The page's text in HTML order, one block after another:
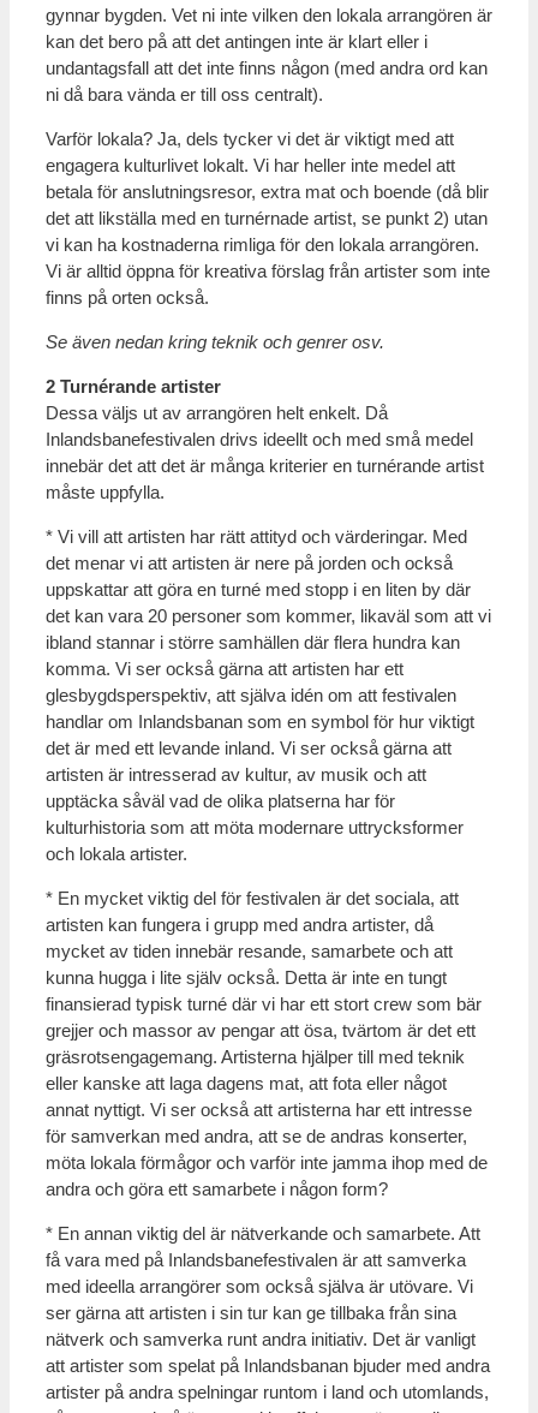
gynnar bygden. Vet ni inte vilken den lokala arrangören är
kan det bero på att det antingen inte är klart eller i
undantagsfall att det inte finns någon (med andra ord kan
ni då bara vända er till oss centralt).
Varför lokala? Ja, dels tycker vi det är viktigt med att
engagera kulturlivet lokalt. Vi har heller inte medel att
betala för anslutningsresor, extra mat och boende (då blir
det att likställa med en turnérnade artist, se punkt 2) utan
vi kan ha kostnaderna rimliga för den lokala arrangören.
Vi är alltid öppna för kreativa förslag från artister som inte
finns på orten också.
Se även nedan kring teknik och genrer osv.
2 Turnérande artister
Dessa väljs ut av arrangören helt enkelt. Då
Inlandsbanefestivalen drivs ideellt och med små medel
innebär det att det är många kriterier en turnérande artist
måste uppfylla.
* Vi vill att artisten har rätt attityd och värderingar. Med
det menar vi att artisten är nere på jorden och också
uppskattar att göra en turné med stopp i en liten by där
det kan vara 20 personer som kommer, likaväl som att vi
ibland stannar i större samhällen där flera hundra kan
komma. Vi ser också gärna att artisten har ett
glesbygdsperspektiv, att själva idén om att festivalen
handlar om Inlandsbanan som en symbol för hur viktigt
det är med ett levande inland. Vi ser också gärna att
artisten är intresserad av kultur, av musik och att
upptäcka såväl vad de olika platserna har för
kulturhistoria som att möta modernare uttrycksformer
och lokala artister.
* En mycket viktig del för festivalen är det sociala, att
artisten kan fungera i grupp med andra artister, då
mycket av tiden innebär resande, samarbete och att
kunna hugga i lite själv också. Detta är inte en tungt
finansierad typisk turné där vi har ett stort crew som bär
grejjer och massor av pengar att ösa, tvärtom är det ett
gräsrotsengagemang. Artisterna hjälper till med teknik
eller kanske att laga dagens mat, att fota eller något
annat nyttigt. Vi ser också att artisterna har ett intresse
för samverkan med andra, att se de andras konserter,
möta lokala förmågor och varför inte jamma ihop med de
andra och göra ett samarbete i någon form?
* En annan viktig del är nätverkande och samarbete. Att
få vara med på Inlandsbanefestivalen är att samverka
med ideella arrangörer som också själva är utövare. Vi
ser gärna att artisten i sin tur kan ge tillbaka från sina
nätverk och samverka runt andra initiativ. Det är vanligt
att artister som spelat på Inlandsbanan bjuder med andra
artister på andra spelningar runtom i land och utomlands,